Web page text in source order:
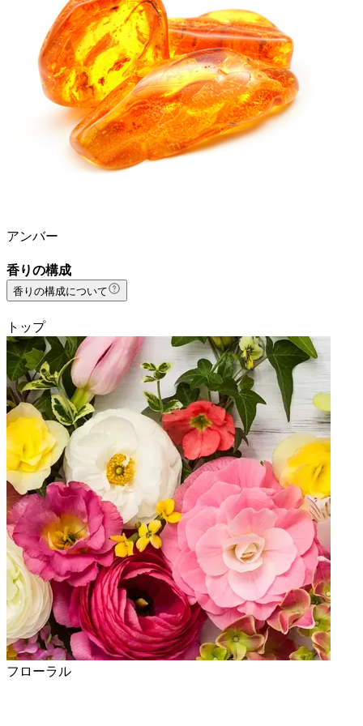
アンバー
香りの構成
香りの構成について
トップ
フローラル